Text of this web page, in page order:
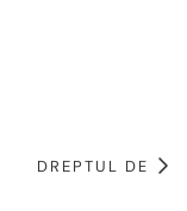
DREPTUL DE